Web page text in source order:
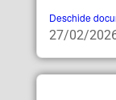
Deschide
27/02/